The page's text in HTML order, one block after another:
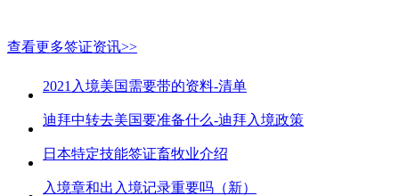
查看更多签证资讯>>
2021入境美国需要带的资料-清单
迪拜中转去美国要准备什么-迪拜入境政策
日本特定技能签证畜牧业介绍
入境章和出入境记录重要吗（新）